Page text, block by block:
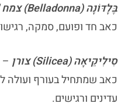
בֶּלָדּוֹנָה (Belladonna) צמח "אישה יפה"
כאב חד ופועם, סמקה,
סִילִיקֵיאָה (Silicea) צורן
–
כאב שמתחיל בעורף ועולה
עדינים ורגישים.